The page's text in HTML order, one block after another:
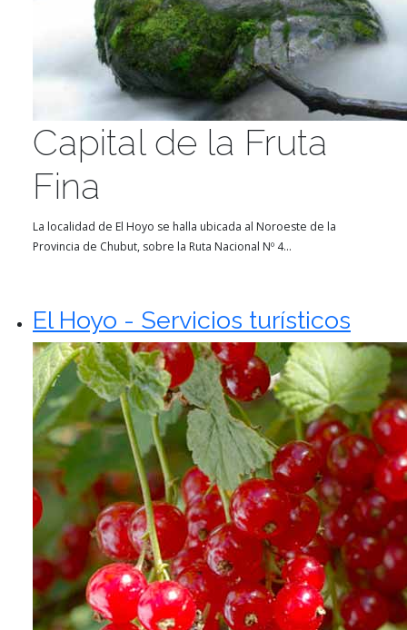
Capital de la Fruta
Fina
La localidad de El Hoyo se halla ubicada al Noroeste de la
Provincia de Chubut, sobre la Ruta Nacional Nº 4...
El Hoyo - Servicios turísticos